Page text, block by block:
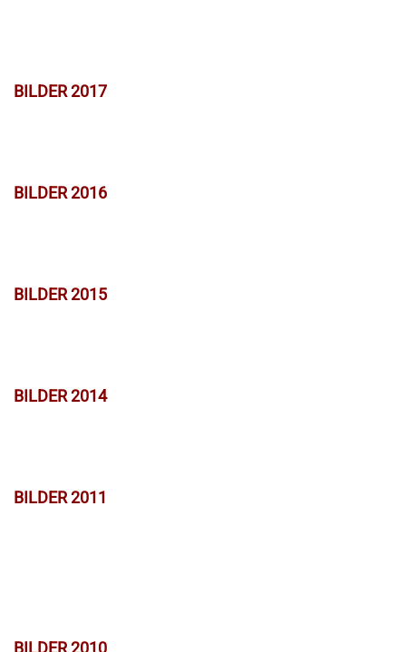
BILDER 2017
BILDER 2016
BILDER 2015
BILDER 2014
BILDER 2011
BILDER 2010